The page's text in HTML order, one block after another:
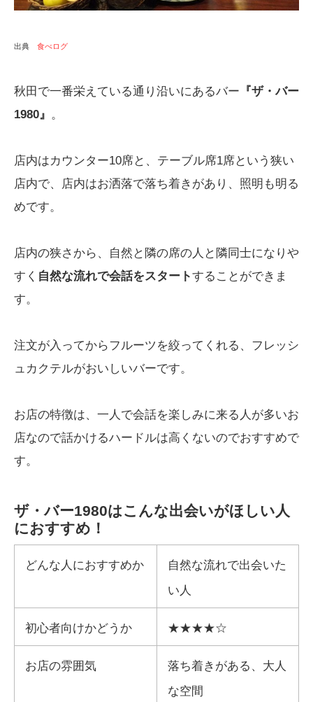
出典 食べログ
秋田で一番栄えている通り沿いにあるバー 『ザ・バー
1980』
。
店内はカウンター10席と、テーブル席1席という狭い
店内で、店内はお洒落で落ち着きがあり、照明も明る
めです。
店内の狭さから、自然と隣の席の人と隣同士になりや
すく 自然な流れで会話をスタートすることができま
す。
注文が入ってからフルーツを絞ってくれる、フレッシ
ュカクテルがおいしいバーです。
お店の特徴は、一人で会話を楽しみに来る人が多いお
店なので話かけるハードルは高くないのでおすすめで
す。
ザ・バー1980はこんな出会いがほしい人
におすすめ！
どんな人におすすめか
自然な流れで出会いた
い人
初心者向けかどうか ★★★★☆
お店の雰囲気
落ち着きがある、大人
な空間